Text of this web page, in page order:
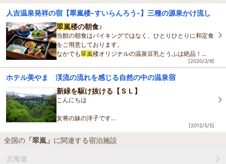
人吉温泉発祥の宿【翠嵐楼-すいらんろう-】三種の源泉かけ流し
翠嵐楼の朝食♪
当館の朝食はバイキングではなく、ひとりひとりに和定食
をご用意しております。
なかでも翠嵐楼オリジナルの温泉豆乳とうふは絶品！
楼自家米」を引き立てる
さらに、
[2020/3/9]
ホテル美やま 渓流の流れを感じる自然の中の温泉宿
新緑を駆け抜ける【ＳＬ】
こんにちは
女将の妹の洋子です
いつもお読み頂きまして
[2012/5/5]
全国の 「翠嵐」 に関連する宿泊施設
北海道